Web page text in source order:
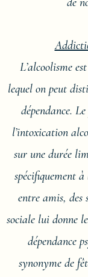
L’alcoolisme
lequel on peut
dépendance.
l’intoxication
sur une durée
spécifiquement
entre amis, des
sociale lui donne
dépendance
synonyme de